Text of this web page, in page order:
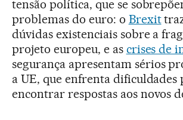
tensão política, que se
problemas do euro: o Brexit
dúvidas existenciais sobre a
projeto europeu, e as crises de
segurança apresentam sérios
a UE, que enfrenta dificuldades
encontrar respostas aos novos